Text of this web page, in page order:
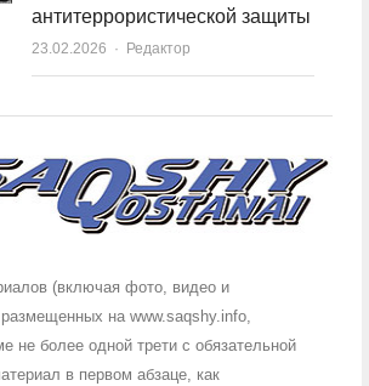
антитеррористической защиты
23.02.2026 Author
Редактор
(включая фото, видео и
на www.saqshy.info,
не более одной трети с обязательной
в первом абзаце, как